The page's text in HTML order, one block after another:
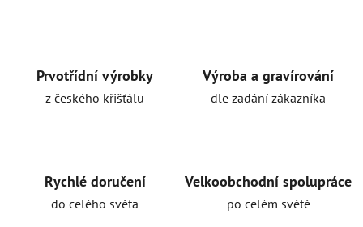
Prvotřídní výrobky
z českého křišťálu
Výroba a gravírování
dle zadání zákazníka
Rychlé doručení
do celého světa
Velkoobchodní spolupráce
po celém světě